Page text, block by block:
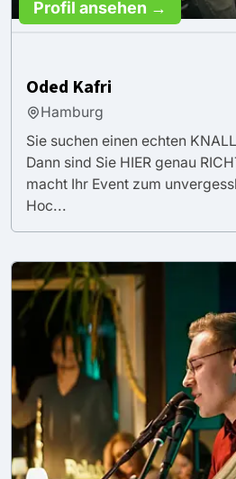
Profil ansehen →
Oded Kafri
Hamburg
Sie suchen einen echten
Dann sind Sie HIER genau
macht Ihr Event zum
Hoc...